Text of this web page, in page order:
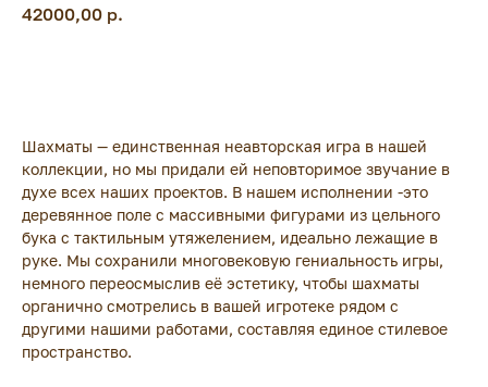
42000,00 р.
Шахматы — единственная неавторская игра в нашей
коллекции, но мы придали ей неповторимое звучание в
духе всех наших проектов. В нашем исполнении -это
деревянное поле с массивными фигурами из цельного
бука с тактильным утяжелением, идеально лежащие в
руке. Мы сохранили многовековую гениальность игры,
немного переосмыслив её эстетику, чтобы шахматы
органично смотрелись в вашей игротеке рядом с
другими нашими работами, составляя единое стилевое
пространство.